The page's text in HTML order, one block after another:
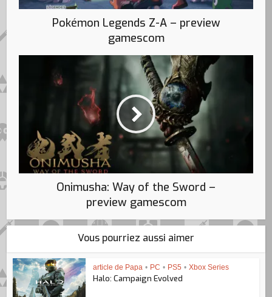
Pokémon Legends Z-A – preview
gamescom
Onimusha: Way of the Sword –
preview gamescom
Vous pourriez aussi aimer
article de Papa • PC • PS5 • Xbox Series
Halo: Campaign Evolved